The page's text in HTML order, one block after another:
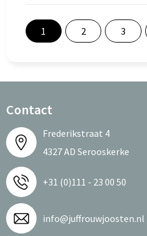
1 2 3
Contact
Frederikstraat 4
4327 AD Serooskerke
+31 (0)111 - 23 00 50
info@juffrouwjoosten.nl